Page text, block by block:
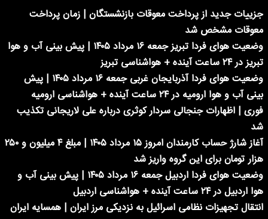
جزییات جدید از پرداخت معوقات بازنشستگان | زمان پرداخت
معوقات مشخص شد
وضعیت هوای فردا تبریز جمعه ۱۶ مرداد ۱۴۰۵ | پیش بینی آب و هوا
تبریز در ۲۴ ساعت آینده + هواشناسی تبریز
وضعیت هوای فردا آذربایجان غربی جمعه ۱۶ مرداد ۱۴۰۵ | پیش
بینی آب و هوا ارومیه در ۲۴ ساعت آینده + هواشناسی ارومیه
فوری | اظهارات جنجالی سردار کوثری درباره علی لاریجانی تکذیب
شد
آغاز شارژ حساب کارمندان امروز ۱۵ مرداد ۱۴۰۵ | مبلغ ۴ میلیون و ۲۵۰
هزار تومان برای این گروه واریز شد
وضعیت هوای فردا اردبیل جمعه ۱۶ مرداد ۱۴۰۵ | پیش بینی آب و
هوا اردبیل در ۲۴ ساعت آینده + هواشناسی اردبیل
انتقال تجهیزات نظامی اسرائیل به نزدیکی مرز ایران | همسایه ایران